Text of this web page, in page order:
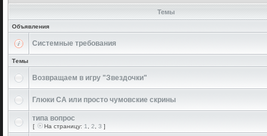
Темы
Объявления
Системные требования
Темы
Возвращаем в игру "Звездочки"
Глюки СА или просто чумовские скрины
типа вопрос
[ На страницу: 1 2 3 ]